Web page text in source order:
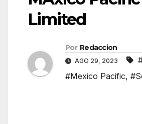
Limited
Por Redaccion
AGO 29, 2023
#Mexico Pacific,